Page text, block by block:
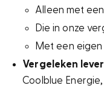
Alleen met
Die in onze
Met een
Vergeleken
Coolblue